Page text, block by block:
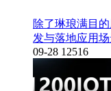
除了琳琅满目
发与落地应用场
09-28 12516